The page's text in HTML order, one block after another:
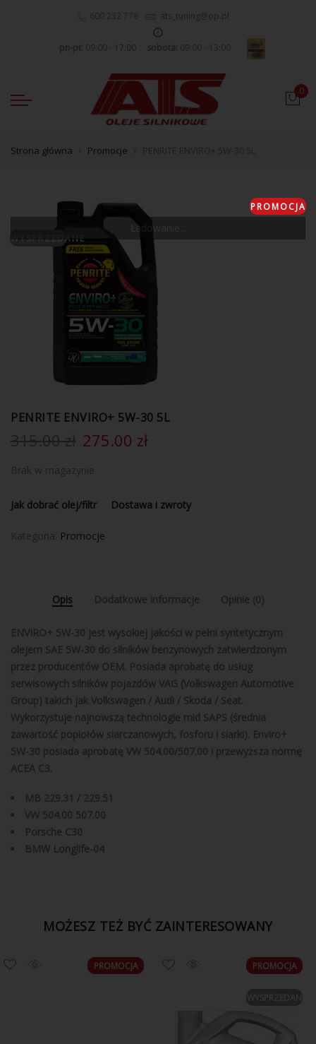
600 232 778 ats_tuning@op.pl
pn-pt: 09:00 - 17:00 sobota: 09:00 - 13:00
0
Strona główna Promocje
PROMOCJA
WYSPRZEDANE
Ładowanie...
PENRITE ENVIRO+ 5W-30 5L
315.00zł 275.00 zł
Brak w magazynie
Jak dobrać olej/filtr Dostawa i zwroty
Kategoria: Promocje
Opis Dodatkowe informacje Opinie (0)
ENVIRO+ 5W-30 jest wysokiej jakości w pełni syntetycznym
olejem SAE 5W-30 do silników benzynowych zatwierdzonym
przez producentów OEM. Posiada aprobatę do usług
serwisowych silników pojazdów VAG (Volkswagen Automotive
Group) takich jak Volkswagen / Audi / Skoda / Seat.
Wykorzystuje najnowszą technologie mid SAPS (średnia
zawartość popiołów siarczanowych, fosforu i siarki). Enviro+
5W-30 posiada aprobatę VW 504.00/507.00 i przewyższa normę
ACEA C3.
MB 229.31 / 229.51
VW 504.00 507.00
Porsche C30
BMW Longlife-04
MOŻESZ TEŻ BYĆ ZAINTERESOWANY
PROMOCJA PROMOCJA